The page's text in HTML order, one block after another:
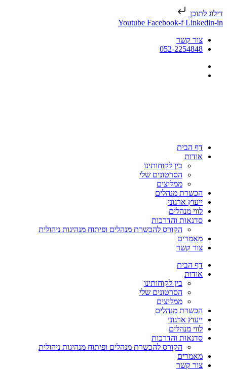
דילוג לתוכן
Youtube Facebook-f Linkedin-in
צור קשר
052-2254848
דף הבית
אודות
בין לקוחותינו
הסרטונים שלי
ממליצים
הכשרת מנהלים
ייעוץ ארגוני
לווי מנהלים
סדנאות והדרכות
הקורס להכשרת מנהלים ופיתוח מנהיגות ניהולית
מאמרים
צור קשר
דף הבית
אודות
בין לקוחותינו
הסרטונים שלי
ממליצים
הכשרת מנהלים
ייעוץ ארגוני
לווי מנהלים
סדנאות והדרכות
הקורס להכשרת מנהלים ופיתוח מנהיגות ניהולית
מאמרים
צור קשר